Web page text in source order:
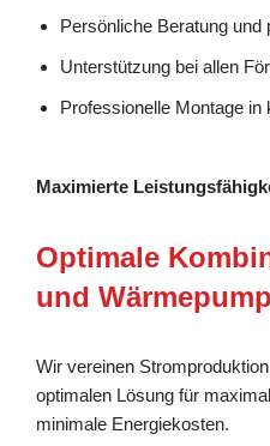
Persönliche Beratung und
Unterstützung bei allen
Professionelle Montage in
Maximierte
Optimale
und
Wir vereinen
optimalen Lösung für
minimale Energiekosten.